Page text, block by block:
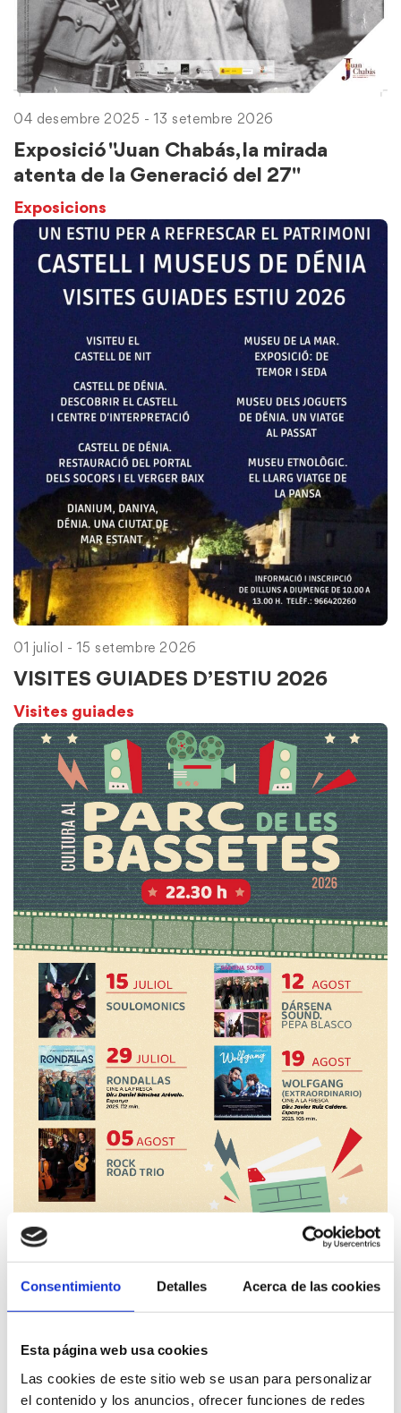
Consentimiento Detalles Acerca de las cookies
Esta página web usa cookies
Las cookies de este sitio web se usan para personalizar
el contenido y los anuncios, ofrecer funciones de redes
04 desembre 2025 - 13 setembre 2026
Exposició "Juan Chabás, la mirada
atenta de la Generació del 27"
Exposicions
01 juliol - 15 setembre 2026
VISITES GUIADES D’ESTIU 2026
Visites guiades
CULTURA AL PARC DE LES BASSETES